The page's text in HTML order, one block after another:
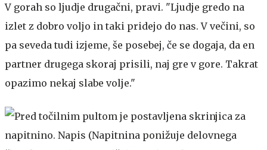
V gorah so ljudje drugačni, pravi. "Ljudje gredo na
izlet z dobro voljo in taki pridejo do nas. V večini, so
pa seveda tudi izjeme, še posebej, če se dogaja, da en
partner drugega skoraj prisili, naj gre v gore. Takrat
opazimo nekaj slabe volje."